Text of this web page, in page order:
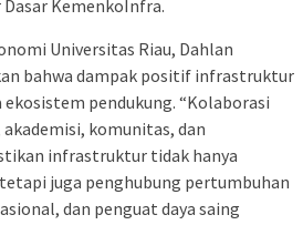
KemenkoInfra.
Universitas Riau, Dahlan
bahwa dampak positif infrastruktur
pendukung. “Kolaborasi
komunitas, dan
infrastruktur tidak hanya
juga penghubung pertumbuhan
dan penguat daya saing